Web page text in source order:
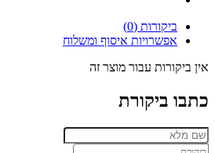
ביקורות (0)
אפשרויות איסוף ומשלוח
אין ביקורות עבור מוצר זה
כתבו ביקורת